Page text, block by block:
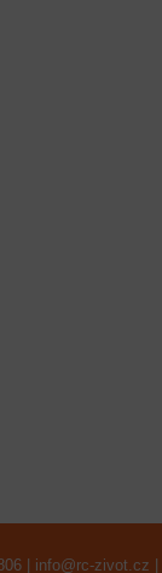
| info@rc-zivot.cz